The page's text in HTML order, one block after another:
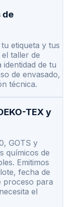
de
etiqueta y tus
taller de
de tu
de envasado,
técnica.
TEX y
GOTS y
químicos de
Emitimos
fecha de
proceso para
el